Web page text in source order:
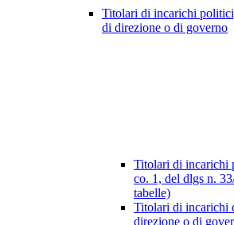
Titolari di incarichi
di direzione o di governo
Titolari di incarichi
co. 1, del dlgs n.
tabelle)
Titolari di incarichi
direzione o di